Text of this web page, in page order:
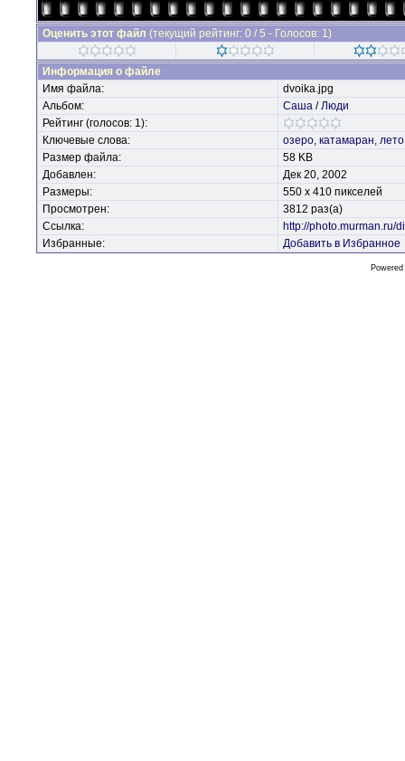
Оценить этот файл (текущий рейтинг: 0 / 5 - Голосов: 1)
Информация о файле
Имя файла:
dvoika.jpg
Альбом:
Саша /Люди
Рейтинг (голосов: 1):
Ключевые слова:
озеро, катамаран,
Размер файла:
58 KB
Добавлен:
Дек 20, 2002
Размеры:
550 x 410 пикселей
Просмотрен:
3812 раз(а)
Ссылка:
http://photo.murman.ru/
Избранные:
Добавить в Избранное